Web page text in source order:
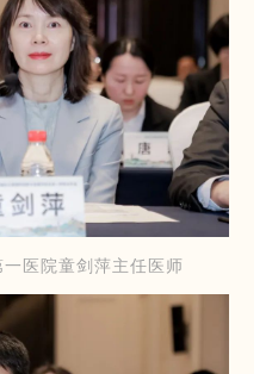
医院童剑萍主任医师